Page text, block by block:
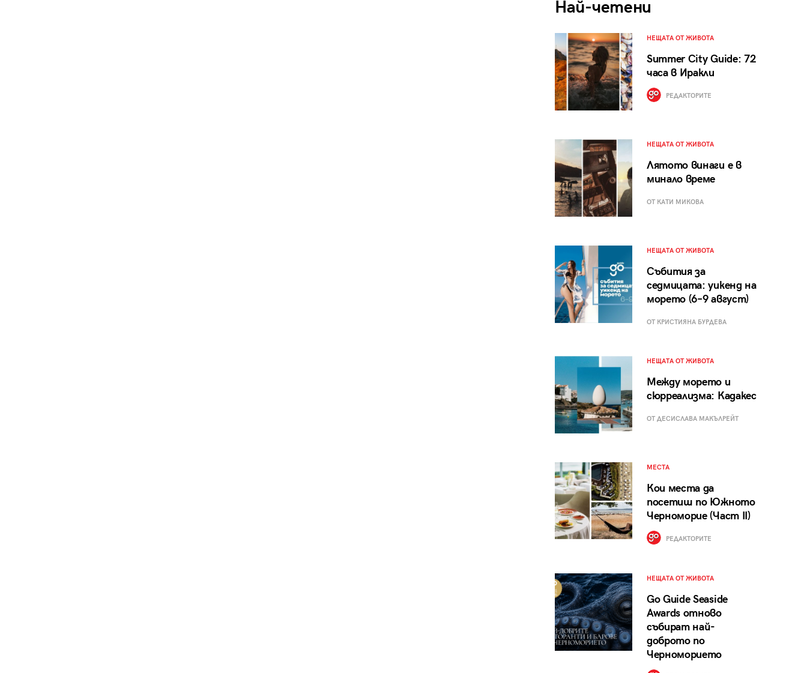
Най-четени
НЕЩАТА ОТ ЖИВОТА
Summer City Guide: 72
часа в Иракли
РЕДАКТОРИТЕ
НЕЩАТА ОТ ЖИВОТА
Лятото винаги е в
минало време
ОТ КАТИ МИКОВА
НЕЩАТА ОТ ЖИВОТА
Събития за
седмицата: уикенд на
морето (6–9 август)
ОТ КРИСТИЯНА БУРДЕВА
НЕЩАТА ОТ ЖИВОТА
Между морето и
сюрреализма: Кадакес
ОТ ДЕСИСЛАВА МАКЪЛРЕЙТ
МЕСТА
Кои места да
посетиш по Южното
Черноморие (Част II)
РЕДАКТОРИТЕ
НЕЩАТА ОТ ЖИВОТА
Go Guide Seaside
Awards отново
събират най-
доброто по
Черноморието